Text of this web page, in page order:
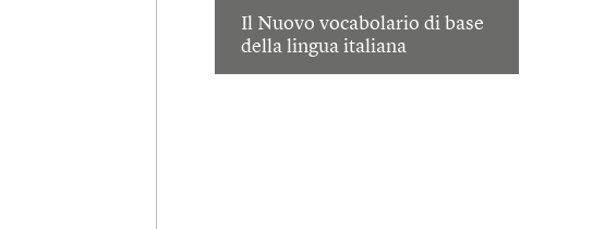
Il Nuovo vocabolario di base
della lingua italiana